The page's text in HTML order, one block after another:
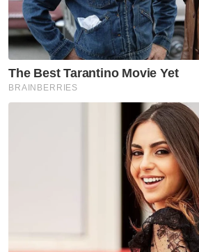
Cubaan seludup gula, minyak
haram Lan Bundle tumpas
Tembok sempadan Malaysia-
dibina tahun ini
Perobohan 43 jeti haram Sungai
pertengahan Oktober
“Bagi yang berada di atas
kami tidak menyentuhnya